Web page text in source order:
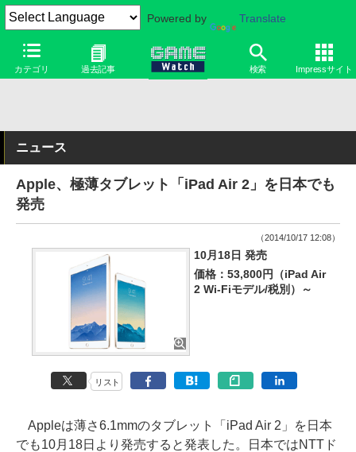
Powered by Translate
カテゴリ 過去記事 検索 Impressサイト
ニュース
Apple、極薄タブレット「iPad Air 2」を日本でも
発売
（2014/10/17 12:08）
10月18日 発売
価格：53,800円（iPad Air
2 Wi-Fiモデル/税別）～
リスト
Appleは薄さ6.1mmのタブレット「iPad Air 2」を日本
でも10月18日より発売すると発表した。日本ではNTTド